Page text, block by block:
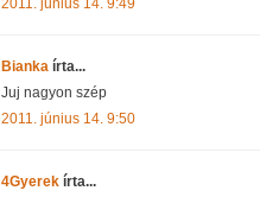
2011. június 14. 9:49
Bianka írta...
Juj nagyon szép
2011. június 14. 9:50
4Gyerek írta...